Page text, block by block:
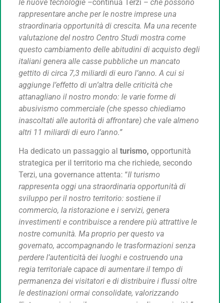
le nuove tecnologie –continua Terzi – che possono
rappresentare anche per le nostre imprese una
straordinaria opportunità di crescita. Ma una recente
valutazione del nostro Centro Studi mostra come
questo cambiamento delle abitudini di acquisto degli
italiani genera alle casse pubbliche un mancato
gettito di circa 7,3 miliardi di euro l’anno. A cui si
aggiunge l’effetto di un’altra delle criticità che
attanagliano il nostro mondo: le varie forme di
abusivismo commerciale (che spesso chiediamo
inascoltati alle autorità di affrontare) che vale almeno
altri 11 miliardi di euro l’anno.”
Ha dedicato un passaggio al turismo, opportunità
strategica per il territorio ma che richiede, secondo
Terzi, una governance attenta: “Il turismo
rappresenta oggi una straordinaria opportunità di
sviluppo per il nostro territorio: sostiene il
commercio, la ristorazione e i servizi, genera
investimenti e contribuisce a rendere più attrattive le
nostre comunità. Ma proprio per questo va
governato, accompagnando le trasformazioni senza
perdere l’autenticità dei luoghi e costruendo una
regia territoriale capace di aumentare il tempo di
permanenza dei visitatori e di distribuire i flussi oltre
le destinazioni ormai consolidate, valorizzando